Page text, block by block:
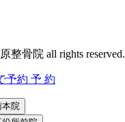
整骨院 all rights reserved.
予 約